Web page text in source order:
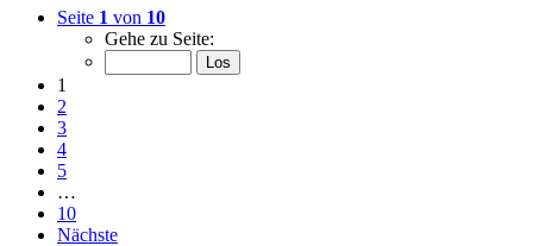
Seite 1 von 10
Gehe zu Seite:
1
2
3
4
5
…
10
Nächste